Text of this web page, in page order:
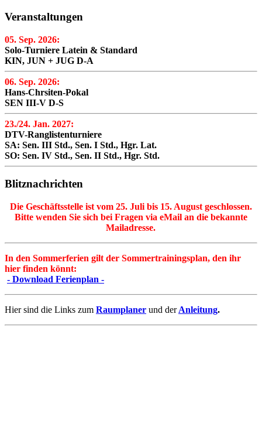
Veranstaltungen
05. Sep. 2026:
Solo-Turniere Latein & Standard
KIN, JUN + JUG D-A
06. Sep. 2026:
Hans-Chrsiten-Pokal
SEN III-V D-S
23./24. Jan. 2027:
DTV-Ranglistenturniere
SA: Sen. III Std., Sen. I Std., Hgr. Lat.
SO: Sen. IV Std., Sen. II Std., Hgr. Std.
Blitznachrichten
Die Geschäftsstelle ist vom 25. Juli bis 15. August geschlossen.
Bitte wenden Sie sich bei Fragen via eMail an die bekannte
Mailadresse.
In den Sommerferien gilt der Sommertrainingsplan, den ihr
hier finden könnt:
- Download Ferienplan -
Hier sind die Links zum Raumplaner und der Anleitung.